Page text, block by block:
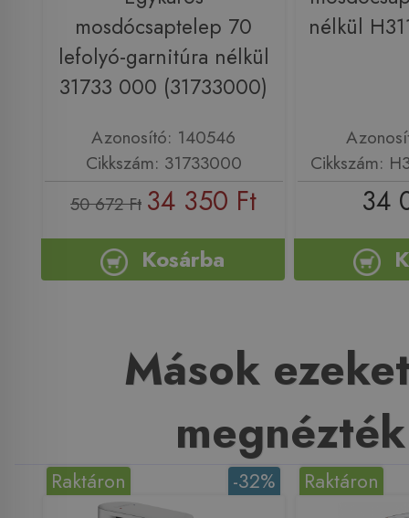
mosdócsaptelep 70
lefolyó-garnitúra nélkül
31733 000 (31733000)
Azonosító: 140546
Cikkszám: 31733000
50 672 Ft 34 350 Ft
Kosárba
nélkül
Cikkszám:
34
Mások
megnézték
-32%
Raktáron Raktáron